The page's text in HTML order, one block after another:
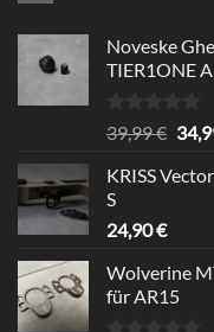
Noveske
TIER1ONE
Rated5.00
out of 5
39,99€
was:
KRISS
S
24,90€
Wolverine
für AR15